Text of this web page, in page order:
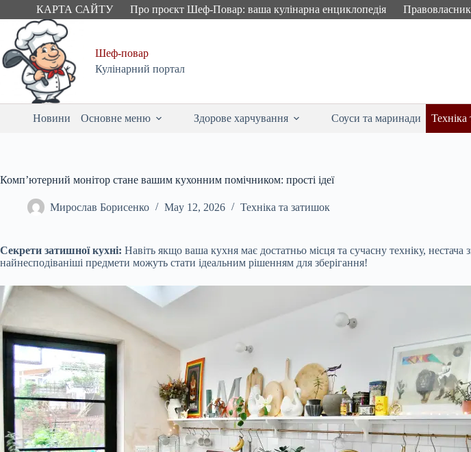
to
content
КАРТА САЙТУ Про проєкт Шеф-Повар: ваша кулінарна енциклопедія
Шеф-повар
Кулінарний портал
Новини Основне меню Здорове харчування Соуси та маринади Техніка
Комп’ютерний монітор стане вашим кухонним помічником: прості ідеї
Мирослав Борисенко May 12, 2026 Техніка та затишок
Секрети затишної кухні: Навіть якщо ваша кухня має достатньо місця та сучасну техніку,
найнесподіваніші предмети можуть стати ідеальним рішенням для зберігання!